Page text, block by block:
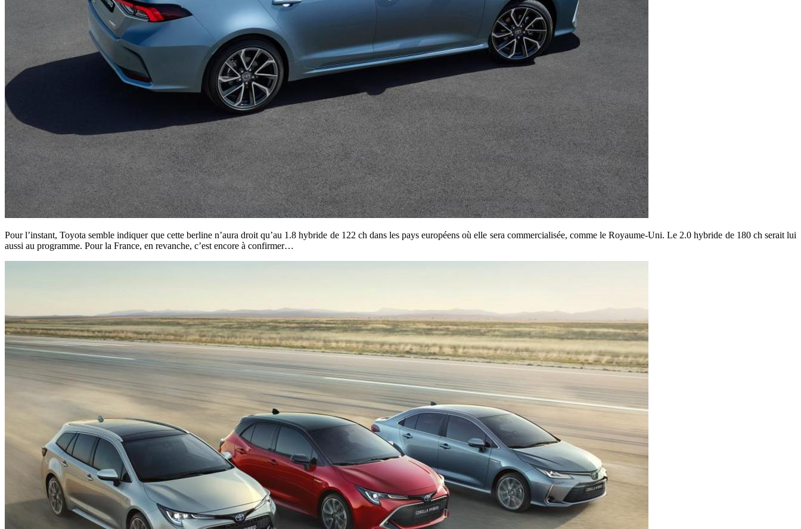
Pour l’instant, Toyota semble indiquer que cette berline n’aura droit qu’au 1.8 hybride de 122 ch dans les pays européens où elle sera commercialisée, comme le Royaume-Uni. Le 2.0 hybride de 180 ch serait lui
aussi au programme. Pour la France, en revanche, c’est encore à confirmer…